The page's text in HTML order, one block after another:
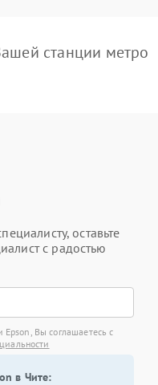
станции метро
оставьте
с радостью
Вы соглашаетесь с
в Чите: